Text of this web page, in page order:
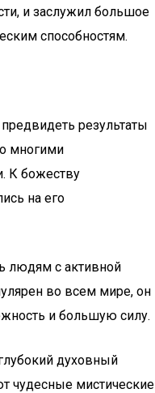
и заслужил большое
способностям.
результаты
многими
К божеству
на его
людям с активной
во всем мире, он
и большую силу.
духовный
чудесные мистические